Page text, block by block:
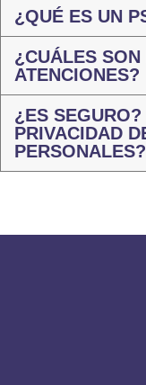
¿QUÉ ES UN
¿CUÁLES
ATENCIONES?
¿ES
PRIVACIDAD
PERSONALES?